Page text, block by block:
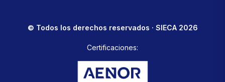
© Todos los derechos reservados · SIECA 2026
Certificaciones: